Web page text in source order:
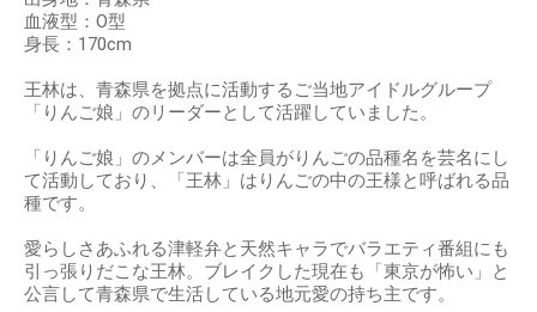
血液型：O型
身長：170cm
王林は、青森県を拠点に活動するご当地アイドルグループ
「りんご娘」のリーダーとして活躍していました。
「りんご娘」のメンバーは全員がりんごの品種名を芸名にし
て活動しており、「王林」はりんごの中の王様と呼ばれる品
種です。
愛らしさあふれる津軽弁と天然キャラでバラエティ番組にも
引っ張りだこな王林。ブレイクした現在も「東京が怖い」と
公言して青森県で生活している地元愛の持ち主です。